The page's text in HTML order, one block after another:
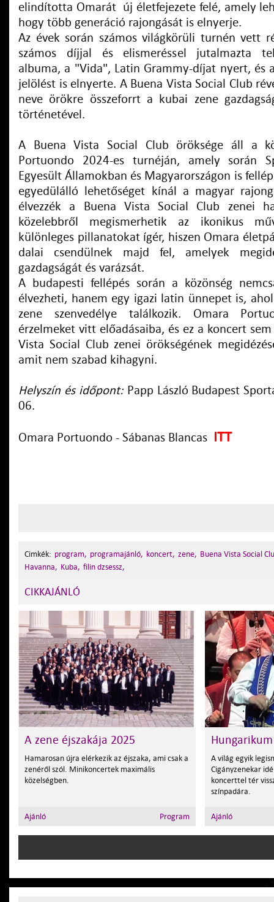
elindította Omarát új életfejezete felé, amely
hogy több generáció rajongását is elnyerje.
Az évek során számos világkörüli turnén vett
számos díjjal és elismeréssel jutalmazta
albuma, a "Vida", Latin Grammy-díjat nyert, és
jelölést is elnyerte. A Buena Vista Social Club
neve örökre összeforrt a kubai zene
történetével.
A Buena Vista Social Club öröksége áll a
Portuondo 2024-es turnéján, amely során
Egyesült Államokban és Magyarországon is
egyedülálló lehetőséget kínál a magyar
élvezzék a Buena Vista Social Club zenei
közelebbről megismerhetik az ikonikus
különleges pillanatokat ígér, hiszen Omara
dalai csendülnek majd fel, amelyek
gazdagságát és varázsát.
A budapesti fellépés során a közönség
élvezheti, hanem egy igazi latin ünnepet is,
zene szenvedélye találkozik. Omara
érzelmeket vitt előadásaiba, és ez a koncert
Vista Social Club zenei örökségének
amit nem szabad kihagyni.
Helyszín és időpont:Papp László Budapest
06.
Omara Portuondo - Sábanas Blancas ITT
Cimkék: program, programajánló, koncert, zene, Buena Vista Social
Havanna, Kuba, filin dzsessz,
CIKKAJÁNLÓ
A zene éjszakája 2025
Hamarosan újra elérkezik az éjszaka, ami csak a
zenéről szól. Minikoncertek maximális
közelségben.
Ajánló Program
A világ egyik
Cigányzenekar
koncerttel tér
színpadára.
Ajánló